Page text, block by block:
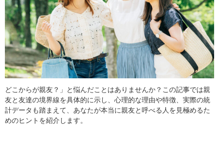
趣味
食材辞典
おすすめ
どこからが親友？」と悩んだことはありませんか？この記事では親
友と友達の境界線を具体的に示し、心理的な理由や特徴、実際の統
計データも踏まえて、あなたが本当に親友と呼べる人を見極めるた
めのヒントを紹介します。